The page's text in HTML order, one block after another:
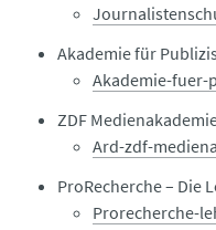
Akademie für
Akademie-
ZDF
Ard-zdf-
ProRecherche – Die
Prorecherche-